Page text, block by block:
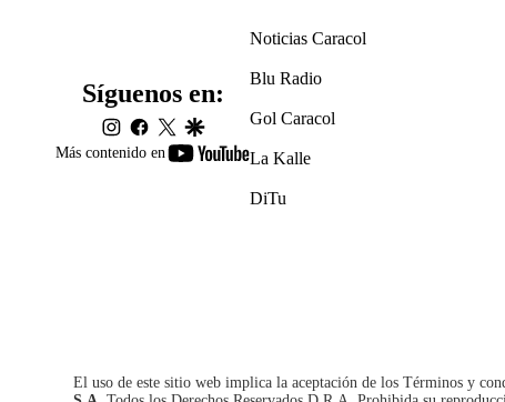
Más contenido en
youtube-
Síguenos en:
instagram
facebook
twittergoogle
Noticias Caracol
Blu Radio
Gol Caracol
La Kalle
DiTu
El uso de este sitio web implica la aceptación de los Términos y